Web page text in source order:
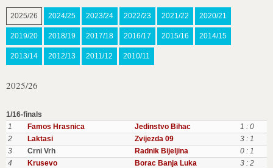
2025/26 2024/25 2023/24 2022/23 2021/22 2020/21
2019/20 2018/19 2017/18 2016/17 2015/16 2014/15
2013/14 2012/13 2011/12 2010/11
2025/26
1/16-finals
1
Famos Hrasnica Jedinstvo Bihac
1 : 0
2
Laktasi Zvijezda 09
3 : 1
3
Crni Vrh Radnik Bijeljina
0 : 1
4
Krusevo Borac Banja Luka
3 : 2